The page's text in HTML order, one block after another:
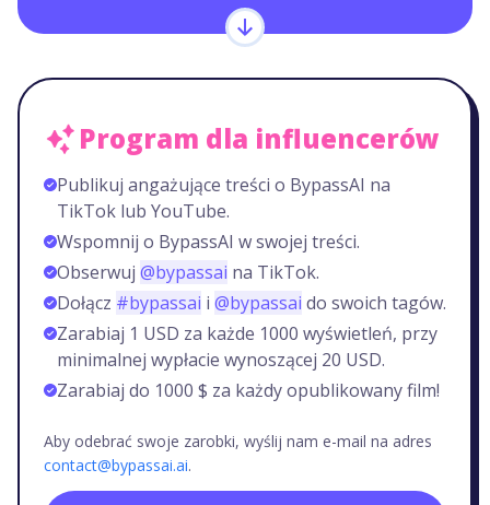
Program dla influencerów
Publikuj angażujące treści o BypassAI na
TikTok lub YouTube.
Wspomnij o BypassAI w swojej treści.
Obserwuj @bypassai na TikTok.
Dołącz #bypassai i @bypassai do swoich tagów.
Zarabiaj 1 USD za każde 1000 wyświetleń, przy
minimalnej wypłacie wynoszącej 20 USD.
Zarabiaj do 1000 $ za każdy opublikowany film!
Aby odebrać swoje zarobki, wyślij nam e-mail na adres
contact@bypassai.ai.